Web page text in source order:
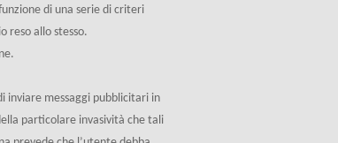
di una serie di criteri
reso allo stesso.
inviare messaggi pubblicitari in
particolare invasività che tali